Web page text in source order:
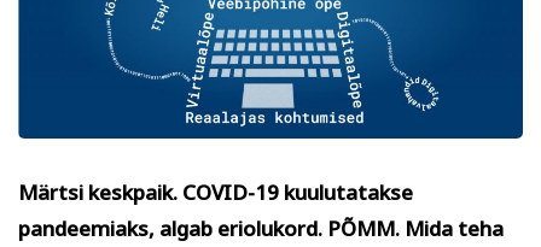
Psühholoogia ja
eneseareng
Projektid
Grupitellimused
Facebook Instagram
Märtsi keskpaik. COVID-19 kuulutatakse
pandeemiaks, algab eriolukord. PÕMM. Mida teha